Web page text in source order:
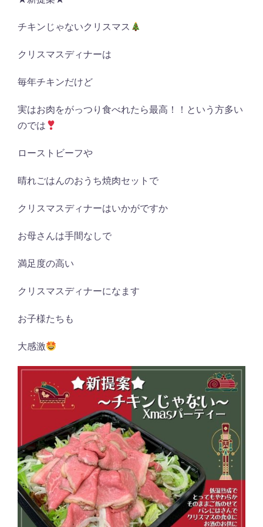
チキンじゃないクリスマス
クリスマスディナーは
毎年チキンだけど
実はお肉をがっつり食べれたら最高！！という方多い
のでは
ローストビーフや
晴れごはんのおうち焼肉セットで
クリスマスディナーはいかがですか
お母さんは手間なしで
満足度の高い
クリスマスディナーになます
お子様たちも
大感激